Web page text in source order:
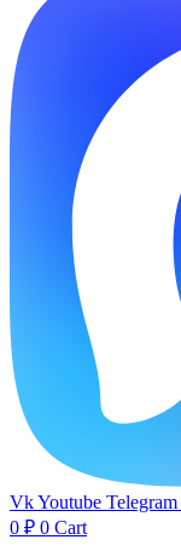
VkYoutube Telegram
0 ₽ 0 Cart